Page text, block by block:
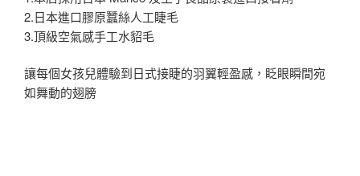
2.日本進口膠原蠶絲人工睫毛
3.頂級空氣感手工水貂毛
讓每個女孩兒體驗到日式接睫的羽翼輕盈感，眨眼瞬間宛
如舞動的翅膀